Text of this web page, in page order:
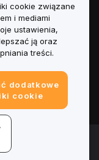
zastrzeżone.
cookie związane
i mediami
ustawienia,
ją oraz
treści.
dodatkowe
cookie